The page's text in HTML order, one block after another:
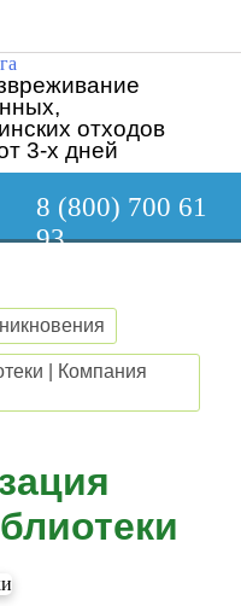
отходов
3-х дней
8 (800) 700 61
93
| Компания